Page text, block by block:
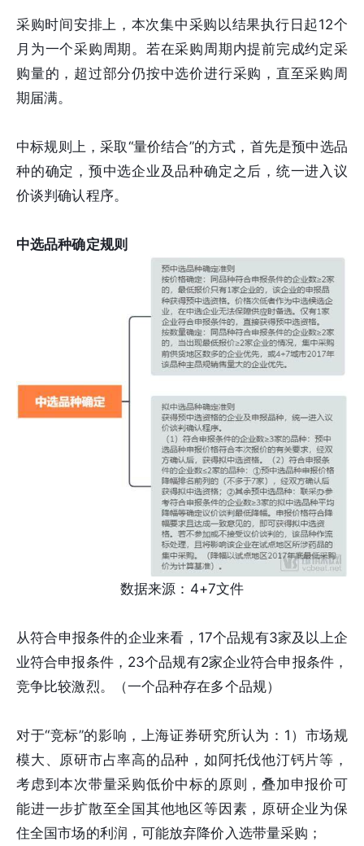
采购时间安排上，本次集中采购以结果执行日起12个
月为一个采购周期。若在采购周期内提前完成约定采
购量的，超过部分仍按中选价进行采购，直至采购周
期届满。
中标规则上，采取“量价结合”的方式，首先是预中选品
种的确定，预中选企业及品种确定之后，统一进入议
价谈判确认程序。
中选品种确定规则
数据来源：4+7文件
从符合申报条件的企业来看，17个品规有3家及以上企
业符合申报条件，23个品规有2家企业符合申报条件，
竞争比较激烈。（一个品种存在多个品规）
对于“竞标”的影响，上海证券研究所认为：1）市场规
模大、原研市占率高的品种，如阿托伐他汀钙片等，
考虑到本次带量采购低价中标的原则，叠加申报价可
能进一步扩散至全国其他地区等因素，原研企业为保
住全国市场的利润，可能放弃降价入选带量采购；